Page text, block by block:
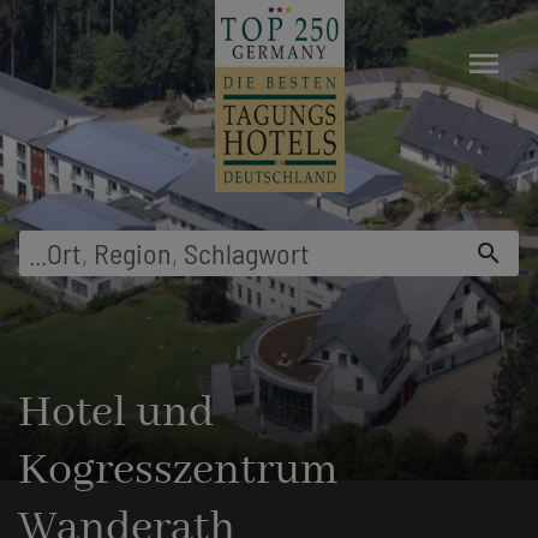
Ort, Region, Schlagwort search
menu
Hotel und
Kogresszentrum